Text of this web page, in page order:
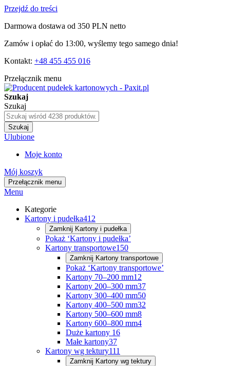
Przejdź do treści
Darmowa dostawa od 350 PLN netto
Zamów i opłać do 13:00, wyślemy tego samego dnia!
Kontakt: +48 455 455 016
Przełącznik menu
Szukaj
Szukaj
Szukaj
Ulubione
Moje konto
Mój koszyk
Przełącznik menu
Menu
Kategorie
Kartony i pudełka412
Zamknij Kartony i pudełka
Pokaż ‘Kartony i pudełka’
Kartony transportowe150
Zamknij Kartony transportowe
Pokaż ‘Kartony transportowe’
Kartony 70–200 mm12
Kartony 200–300 mm37
Kartony 300–400 mm50
Kartony 400–500 mm32
Kartony 500–600 mm8
Kartony 600–800 mm4
Duże kartony 16
Małe kartony37
Kartony wg tektury111
Zamknij Kartony wg tektury